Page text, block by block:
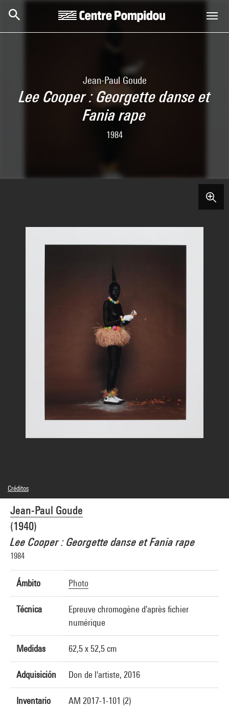
Jean-Paul Goude
Lee Cooper : Georgette danse et
Fania rape
1984
Jean-Paul Goude
(1940)
Lee Cooper : Georgette danse et Fania rape
1984
Ámbito Photo
Técnica
Epreuve chromogène d'après fichier
numérique
Medidas 62,5 x 52,5 cm
Adquisición Don de l'artiste, 2016
Inventario AM 2017-1-101 (2)
Créditos
© Jean-Paul Goude
Créditos fotográficos : Centre Pompidou, MNAM-CCI/Philippe Migeat/Dist.
GrandPalaisRmn
Referencia de la imagen : 4N45327
Difusión de la imagen :GrandPalaisRmnPhoto